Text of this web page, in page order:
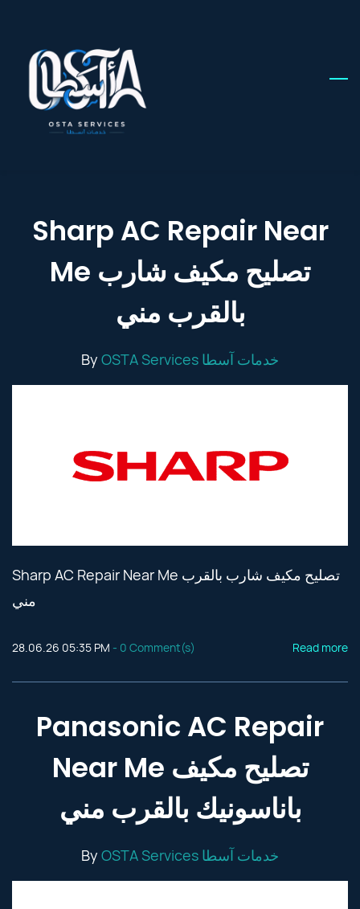
main
content
Sharp AC Repair Near
Me تصليح مكيف شارب
بالقرب مني
By OSTA Services خدمات آسطا
Sharp AC Repair Near Me تصليح مكيف شارب بالقرب
مني
28.06.26 05:35 PM - 0 Comment(s) Read more
Panasonic AC Repair
Near Me تصليح مكيف
باناسونيك بالقرب مني
By OSTA Services خدمات آسطا